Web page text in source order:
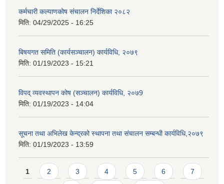
कर्मचारी कल्याणकोष संचालन निर्देशिका २०८२
मिति: 04/29/2025 - 16:25
बिषयगत समिति (कार्यसञ्चालन) कार्यविधि, २०७९
मिति: 01/19/2023 - 15:21
विपद् व्यवस्थापन कोष (सञ्चालन) कार्यविधि, २०७9
मिति: 01/19/2023 - 14:04
सूचना तथा अभिलेख केन्द्रको स्थापना तथा संचालन सम्बन्धी कार्यविधि,२०७९
मिति: 01/19/2023 - 13:59
Pages
1 2 3 4 5 6 7